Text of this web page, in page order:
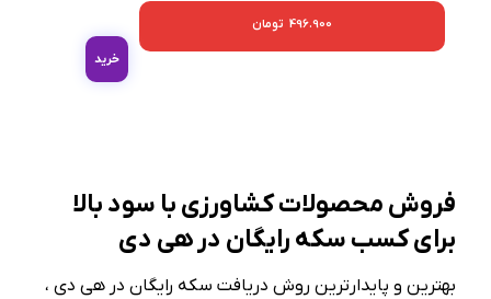
496.900 تومان
خرید
فروش محصولات کشاورزی با سود بالا
برای کسب سکه رایگان در هی دی
بهترین و پایدارترین روش دریافت سکه رایگان در هی دی ،